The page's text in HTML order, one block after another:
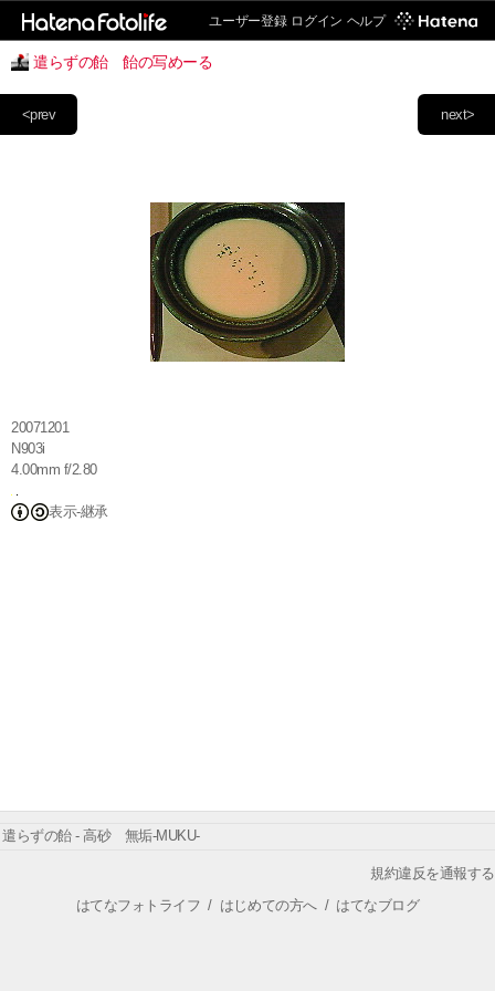
ユーザー登録 ログイン ヘルプ
遣らずの飴 飴の写めーる
next>
<prev
20071201
N903i
4.00mm f/2.80
表示-継承
遣らずの飴 - 高砂 無垢-MUKU-
規約違反を通報する
はてなフォトライフ / はじめての方へ/ はてなブログ